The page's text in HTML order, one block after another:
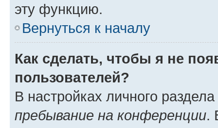
эту функцию.
Вернуться к началу
Как сделать, чтобы я не
пользователей?
В настройках личного
пребывание на конференции.